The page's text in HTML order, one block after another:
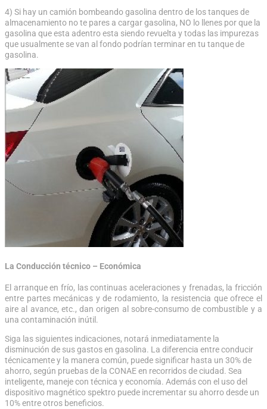
4) Si hay un camión bombeando gasolina dentro de los tanques de
almacenamiento no te pares a cargar gasolina, NO lo llenes por que la
gasolina que esta adentro esta siendo revuelta y todas las impurezas
que usualmente se van al fondo podrían terminar en tu tanque de
gasolina.
La Conducción técnico – Económica
El arranque en frío, las continuas aceleraciones y frenadas, la fricción
entre partes mecánicas y de rodamiento, la resistencia que ofrece el
aire al avance, etc., dan origen al sobre-consumo de combustible y a
una contaminación inútil.
Siga las siguientes indicaciones, notará inmediatamente la
disminución de sus gastos en gasolina. La diferencia entre conducir
técnicamente y la manera común, puede significar hasta un 30% de
ahorro, según pruebas de la CONAE en recorridos de ciudad. Sea
inteligente, maneje con técnica y economía. Además con el uso del
dispositivo magnético spektro puede incrementar su ahorro desde un
10% entre otros beneficios.